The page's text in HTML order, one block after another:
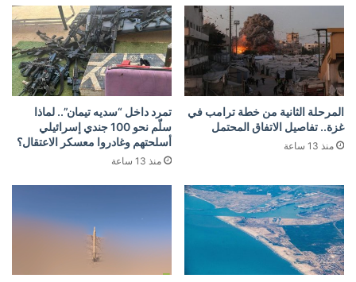
المرحلة الثانية من خطة ترامب في
غزة.. تفاصيل الاتفاق المحتمل
منذ 13 ساعة
تمرد داخل “سديه تيمان”.. لماذا
سلّم نحو 100 جندي إسرائيلي
أسلحتهم وغادروا معسكر الاعتقال؟
منذ 13 ساعة